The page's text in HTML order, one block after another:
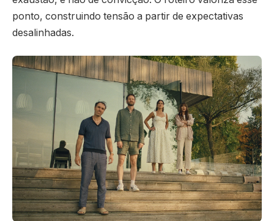
ponto, construindo tensão a partir de expectativas
desalinhadas.